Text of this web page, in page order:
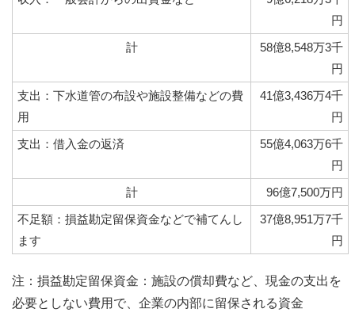
円
計
58億8,548万3千
円
支出：下水道管の布設や施設整備などの費
用
41億3,436万4千
円
支出：借入金の返済
55億4,063万6千
円
計
96億7,500万円
不足額：損益勘定留保資金などで補てんし
ます
37億8,951万7千
円
注：損益勘定留保資金：施設の償却費など、現金の支出を
必要としない費用で、企業の内部に留保される資金